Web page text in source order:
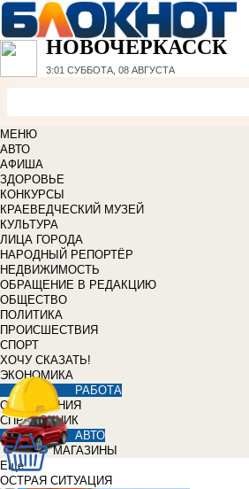
НОВОЧЕРКАССК
3:01 СУББОТА, 08 АВГУСТА
МЕНЮ
АВТО
АФИША
ЗДОРОВЬЕ
КОНКУРСЫ
КРАЕВЕДЧЕСКИЙ МУЗЕЙ
КУЛЬТУРА
ЛИЦА ГОРОДА
НАРОДНЫЙ РЕПОРТЁР
НЕДВИЖИМОСТЬ
ОБРАЩЕНИЕ В РЕДАКЦИЮ
ОБЩЕСТВО
ПОЛИТИКА
ПРОИСШЕСТВИЯ
СПОРТ
ХОЧУ СКАЗАТЬ!
ЭКОНОМИКА
РАБОТА
ОБЪЯВЛЕНИЯ
СПРАВОЧНИК
АВТО
МАГАЗИНЫ
Еще
ОСТРАЯ СИТУАЦИЯ